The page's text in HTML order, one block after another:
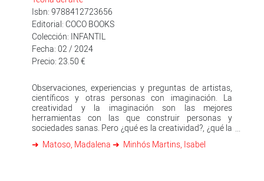
Isbn: 9788412723656
Editorial: COCO BOOKS
Colección: INFANTIL
Fecha: 02 / 2024
Precio: 23.50 €
Observaciones, experiencias y preguntas de artistas,
científicos y otras personas con imaginación. La
creatividad y la imaginación son las mejores
herramientas con las que construir personas y
sociedades sanas. Pero ¿qué es la creatividad?, ¿qué la
creativos?, ¿cómo hace el cerebro para tener buenas
Matoso, Madalena Minhós Martins, Isabel